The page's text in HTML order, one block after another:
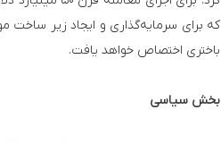
باختری اختصاص خواهد یافت.
بخش سیاسی